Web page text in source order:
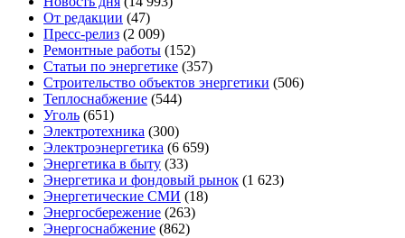
От редакции (47)
Пресс-релиз (2 009)
Ремонтные работы (152)
Статьи по энергетике (357)
Строительство объектов энергетики (506)
Теплоснабжение (544)
Уголь (651)
Электротехника (300)
Электроэнергетика (6 659)
Энергетика в быту (33)
Энергетика и фондовый рынок (1 623)
Энергетические СМИ (18)
Энергосбережение (263)
Энергоснабжение (862)